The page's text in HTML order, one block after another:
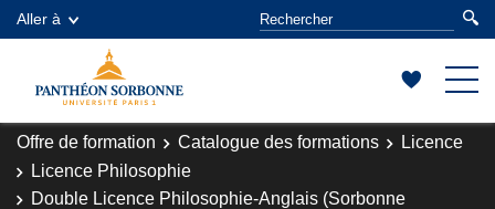
Aller à
Offre de formation Catalogue des formations
Licence
Licence Philosophie
Double Licence Philosophie-Anglais (Sorbonne